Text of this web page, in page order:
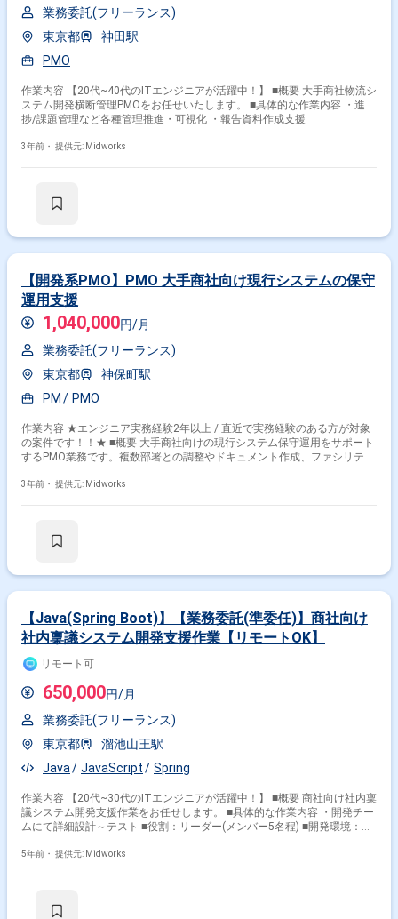
業務委託(フリーランス)
東京都
神田駅
PMO
作業内容 【20代~40代のITエンジニアが活躍中！】 ■概要 大手商社物流シ
ステム開発横断管理PMOをお任せいたします。 ■具体的な作業内容 ・進
捗/課題管理など各種管理推進・可視化 ・報告資料作成支援
3年前・ 提供元: Midworks
【開発系PMO】PMO 大手商社向け現行システムの保守
運用支援
1,040,000円/月
業務委託(フリーランス)
東京都
神保町駅
PM
PMO
作業内容 ★エンジニア実務経験2年以上 / 直近で実務経験のある方が対象
の案件です！！★ ■概要 大手商社向けの現行システム保守運用をサポート
するPMO業務です。複数部署との調整やドキュメント作成、ファシリテー
部署との調整、折衝 ・ドキュメント作成およびレビュー
3年前・ 提供元: Midworks
【Java(Spring Boot)】【業務委託(準委任)】商社向け
社内稟議システム開発支援作業【リモートOK】
リモート可
650,000円/月
業務委託(フリーランス)
東京都
溜池山王駅
Java
JavaScript Spring
作業内容 【20代~30代のITエンジニアが活躍中！】 ■概要 商社向け社内稟
議システム開発支援作業をお任せします。 ■具体的な作業内容 ・開発チー
ムにて詳細設計～テスト ■役割：リーダー(メンバー5名程) ■開発環境：
5年前・ 提供元: Midworks